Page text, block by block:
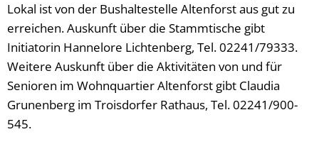
Lokal ist von der Bushaltestelle Altenforst aus gut zu
erreichen. Auskunft über die Stammtische gibt
Initiatorin Hannelore Lichtenberg, Tel. 02241/79333.
Weitere Auskunft über die Aktivitäten von und für
Senioren im Wohnquartier Altenforst gibt Claudia
Grunenberg im Troisdorfer Rathaus, Tel. 02241/900-
545.